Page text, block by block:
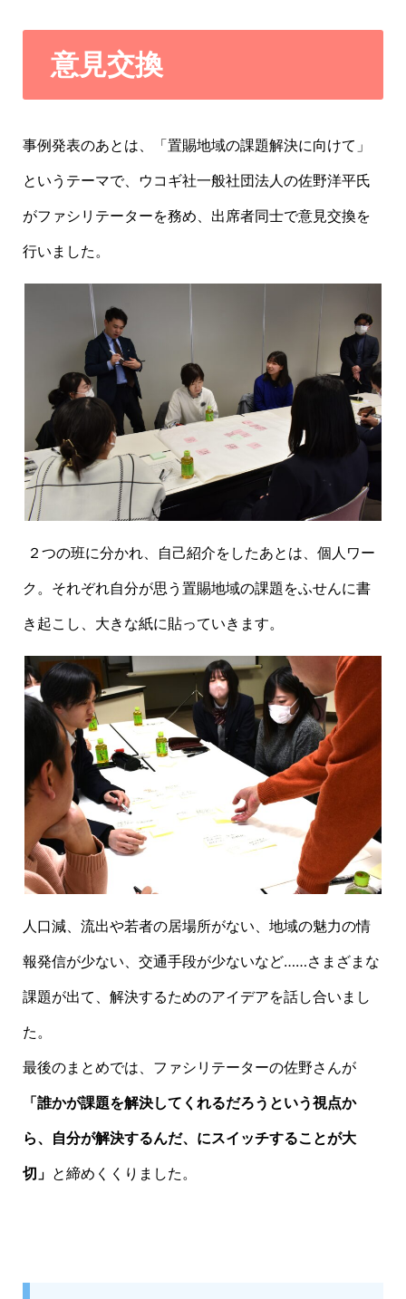
意見交換
事例発表のあとは、「置賜地域の課題解決に向けて」
というテーマで、ウコギ社一般社団法人の佐野洋平氏
がファシリテーターを務め、出席者同士で意見交換を
行いました。
２ つの班に分かれ、自己紹介をしたあとは、個人ワー
ク。それぞれ自分が思う置賜地域の課題をふせんに書
き起こし、大きな紙に貼っていきます。
人口減、流出や若者の居場所がない、地域の魅力の情
報発信が少ない、交通手段が少ないなど……さまざまな
課題が出て、解決するためのアイデアを話し合いまし
た。
最後のまとめでは、ファシリテーターの佐野さんが
「誰かが課題を解決してくれるだろうという視点か
ら、自分が解決するんだ、にスイッチすることが大
切」 と締めくくりました。